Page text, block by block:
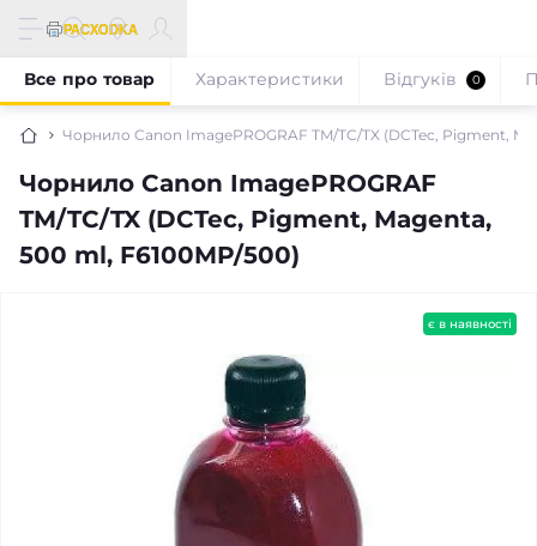
Чорнило Canon ImagePROGRAF TM/TC/TX (DCTec, Pigment,
Чорнило Canon ImagePROGRAF
TM/TC/TX (DCTec, Pigment, Magenta,
500 ml, F6100MP/500)
Все про товар Характеристики Відгуків 0
є в наявності